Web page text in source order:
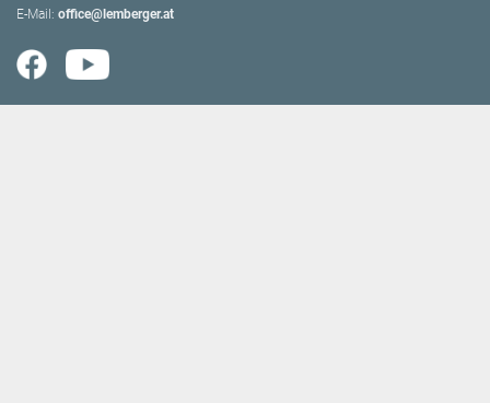
E-Mail: office@lemberger.at